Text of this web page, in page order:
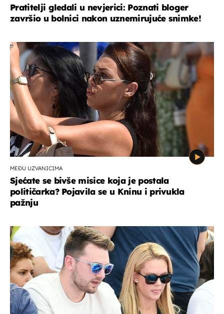
Pratitelji gledali u nevjerici: Poznati bloger
završio u bolnici nakon uznemirujuće snimke!
MEĐU UZVANICIMA
Sjećate se bivše misice koja je postala
političarka? Pojavila se u Kninu i privukla
pažnju